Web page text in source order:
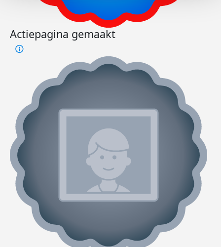
Actiepagina gemaakt